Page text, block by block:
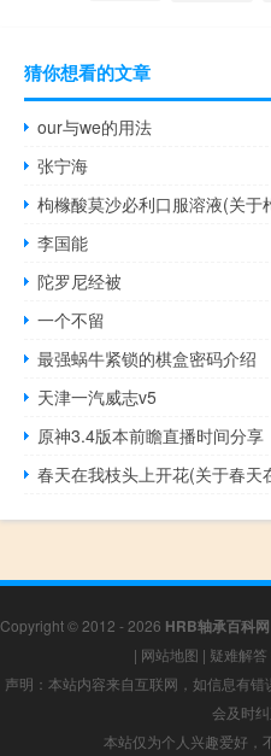
猜你想看的文章
our与we的用法
张宁海
枸橼酸莫沙必利口服溶液(关
李国能
陀罗尼经被
一个不留
最强蜗牛紧锁的棋盒密码介绍
天津一汽威志v5
原神3.4版本前瞻直播时间分享
春天在我枝头上开花(关于春天
Copyright © 2012 - 2026 HRB轴承百科网
| 网站地图 | 疑难解答
声明：本站内容来自互联网，如信息有
会及时
本站仅为个人兴趣爱好，